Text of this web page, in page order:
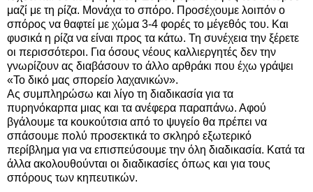
μαζί με τη ρίζα. Μονάχα το σπόρο. Προσέχουμε λοιπόν ο
σπόρος να θαφτεί με χώμα 3-4 φορές το μέγεθός του. Και
φυσικά η ρίζα να είναι προς τα κάτω. Τη συνέχεια την ξέρετε
οι περισσότεροι. Για όσους νέους καλλιεργητές δεν την
γνωρίζουν ας διαβάσουν το άλλο αρθράκι που έχω γράψει
«Το δικό μας σπορείο λαχανικών».
Ας συμπληρώσω και λίγο τη διαδικασία για τα
πυρηνόκαρπα μιας και τα ανέφερα παραπάνω. Αφού
βγάλουμε τα κουκούτσια από το ψυγείο θα πρέπει να
σπάσουμε πολύ προσεκτικά το σκληρό εξωτερικό
περίβλημα για να επισπεύσουμε την όλη διαδικασία. Κατά τα
άλλα ακολουθούνται οι διαδικασίες όπως και για τους
σπόρους των κηπευτικών.